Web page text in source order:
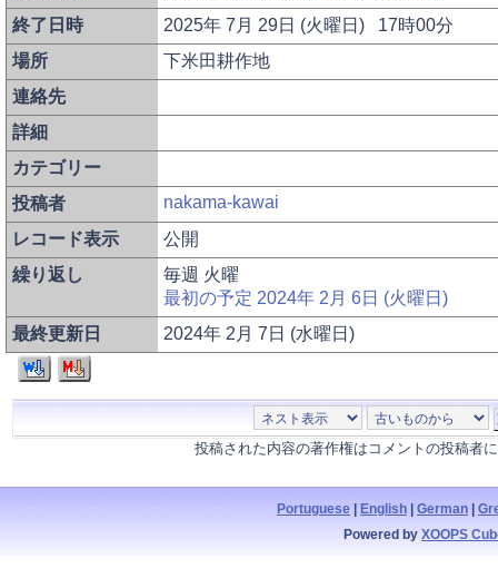
終了日時
2025年 7月 29日 (火曜日) 17時00分
場所
下米田耕作地
連絡先
詳細
カテゴリー
投稿者
nakama-kawai
レコード表示
公開
繰り返し
毎週 火曜
最初の予定 2024年 2月 6日 (火曜日)
最終更新日
2024年 2月 7日 (水曜日)
投稿された内容の著作権はコメントの投稿者
Portuguese | English | German |
Powered by XOOPS